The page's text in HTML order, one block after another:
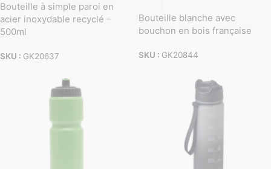
Bouteille à simple paroi en
acier inoxydable recyclé –
500ml
SKU : GK20637
Bouteille blanche avec
bouchon en bois française
SKU : GK20844